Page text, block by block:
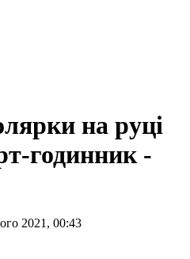
на руці
годинник -
2021, 00:43